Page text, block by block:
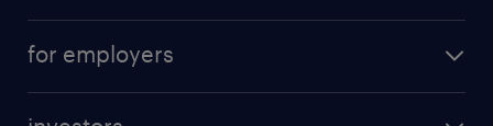
professional career
for employers